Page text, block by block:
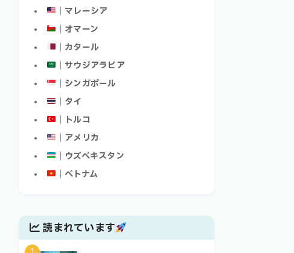
｜マレーシア
｜オマーン
｜カタール
｜サウジアラビア
｜シンガポール
｜タイ
｜トルコ
｜アメリカ
｜ウズベキスタン
｜ベトナム
読まれています